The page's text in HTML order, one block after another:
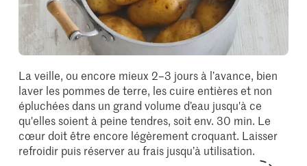
La veille, ou encore mieux 2–3 jours à l’avance, bien
laver les pommes de terre, les cuire entières et non
épluchées dans un grand volume d’eau jusqu'à ce
qu'elles soient à peine tendres, soit env. 30 min. Le
cœur doit être encore légèrement croquant. Laisser
refroidir puis réserver au frais jusqu’à utilisation.